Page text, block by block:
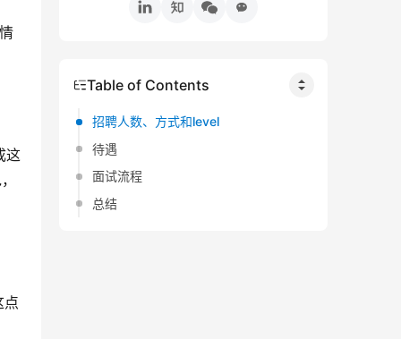
这
点
Table of Contents
招聘人数、方式和level
待遇
面试流程
总结